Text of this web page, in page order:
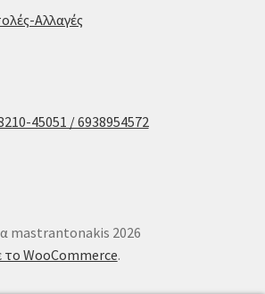
Αλλαγές
45051 / 6938954572
mastrantonakis 2026
το WooCommerce.